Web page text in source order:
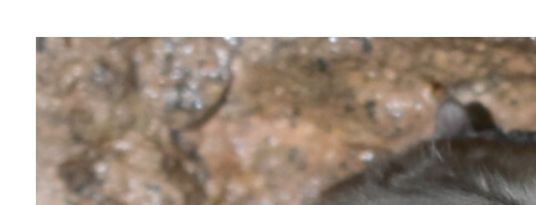
View
Larger
Image